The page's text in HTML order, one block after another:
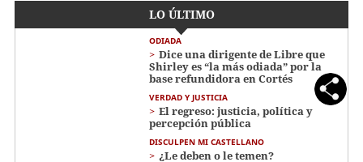
LO ÚLTIMO
ODIADA
Dice una dirigente de Libre que
Shirley es “la más odiada” por la
base refundidora en Cortés
VERDAD Y JUSTICIA
El regreso: justicia, política y
percepción pública
DISCULPEN MI CASTELLANO
¿Le deben o le temen?